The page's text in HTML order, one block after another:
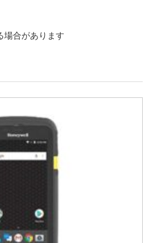
場合があります